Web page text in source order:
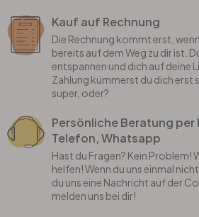
Kauf auf Rechnung
Die Rechnung kommt erst,
bereits auf dem Weg zu dir ist.
entspannen und dich auf deine
Zahlung kümmerst du dich erst
super, oder?
Persönliche Beratung per
Telefon, Whatsapp
Hast du Fragen? Kein Problem!
helfen! Wenn du uns einmal
du uns eine Nachricht auf der
melden uns bei dir!